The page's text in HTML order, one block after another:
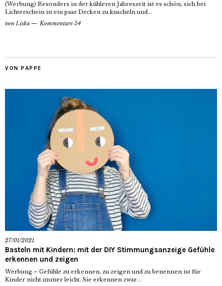
(Werbung) Besonders in der kühleren Jahreszeit ist es schön, sich bei
Lichterschein in ein paar Decken zu kuscheln und...
von Liska Kommentare 54
VON PAPPE
27/01/2021
Basteln mit Kindern: mit der DIY Stimmungsanzeige Gefühle
erkennen und zeigen
Werbung – Gefühle zu erkennen, zu zeigen und zu benennen ist für
Kinder nicht immer leicht. Sie erkennen zwar...